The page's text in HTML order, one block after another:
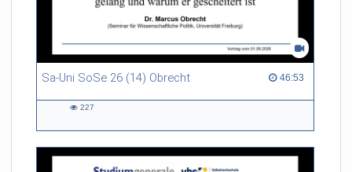
Sa-Uni SoSe 26 (14) Obrecht 46:53
46:53 duration
227